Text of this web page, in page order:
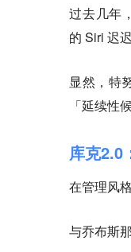
过去几年
的 Siri 迟
显然，特
「延续性
库克2.0
在管理风
与乔布斯